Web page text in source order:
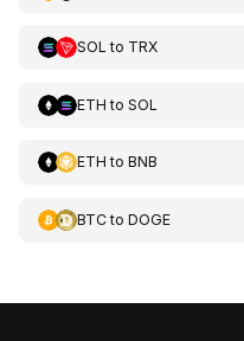
SOL to TRX
ETH to SOL
ETH to BNB
BTCto DOGE